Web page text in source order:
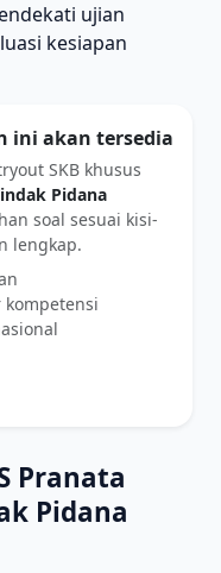
ujian
kesiapan
ini akan tersedia
SKB khusus
Pidana
soal sesuai kisi-
lengkap.
Pranata
Pidana